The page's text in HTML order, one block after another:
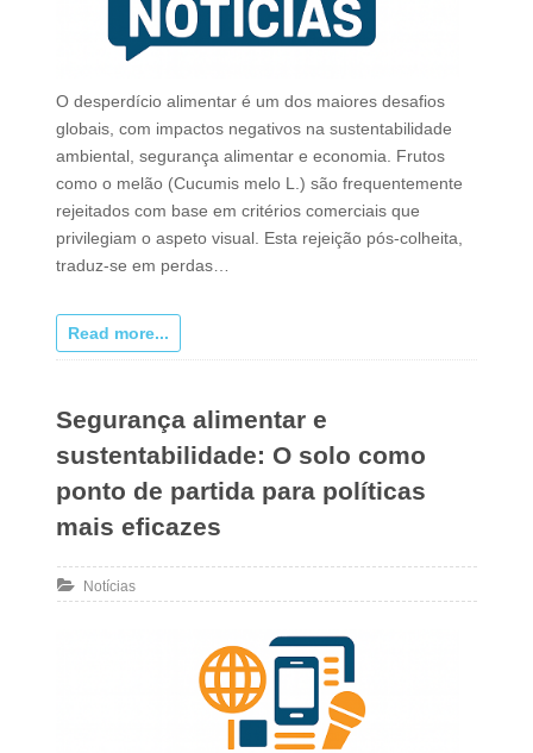
O desperdício alimentar é um dos maiores desafios
globais, com impactos negativos na sustentabilidade
ambiental, segurança alimentar e economia. Frutos
como o melão (Cucumis melo L.) são frequentemente
rejeitados com base em critérios comerciais que
privilegiam o aspeto visual. Esta rejeição pós-colheita,
traduz-se em perdas…
Read more...
Segurança alimentar e
sustentabilidade: O solo como
ponto de partida para políticas
mais eficazes
Notícias